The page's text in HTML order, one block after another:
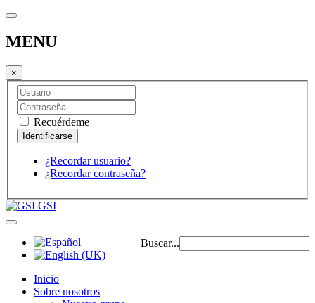
MENU
×
Recuérdeme
¿Recordar usuario?
¿Recordar contraseña?
GSI
Buscar...
Inicio
Sobre nosotros